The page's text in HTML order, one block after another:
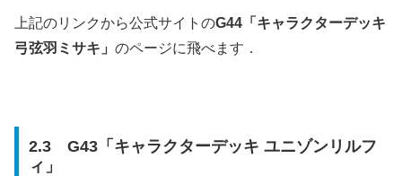
上記のリンクから公式サイトのG44「キャラクターデッキ
弓弦羽ミサキ」 のページに飛べます．
2.3 G43「キャラクターデッキ ユニゾンリルフ
ィ」